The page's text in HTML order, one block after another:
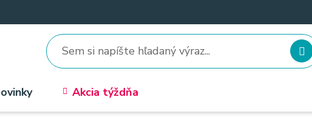
Akcia týždňa